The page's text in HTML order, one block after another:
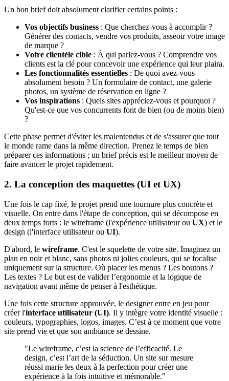
Un bon brief doit absolument clarifier certains points :
Vos objectifs business : Que cherchez-vous à accomplir ?
Générer des contacts, vendre vos produits, asseoir votre image
de marque ?
Votre clientèle cible : À qui parlez-vous ? Comprendre vos
clients est la clé pour concevoir une expérience qui leur plaira.
Les fonctionnalités essentielles : De quoi avez-vous
absolument besoin ? Un formulaire de contact, une galerie
photos, un système de réservation en ligne ?
Vos inspirations : Quels sites appréciez-vous et pourquoi ?
Qu'est-ce que vos concurrents font de bien (ou de moins bien)
?
Cette phase permet d'éviter les malentendus et de s'assurer que tout
le monde rame dans la même direction. Prenez le temps de bien
préparer ces informations ; un brief précis est le meilleur moyen de
faire avancer le projet rapidement.
2. La conception des maquettes (UI et UX)
Une fois le cap fixé, le projet prend une tournure plus concrète et
visuelle. On entre dans l'étape de conception, qui se décompose en
deux temps forts : le wireframe (l'expérience utilisateur ou UX) et le
design (l'interface utilisateur ou UI).
D'abord, le wireframe. C'est le squelette de votre site. Imaginez un
plan en noir et blanc, sans photos ni jolies couleurs, qui se focalise
uniquement sur la structure. Où placer les menus ? Les boutons ?
Les textes ? Le but est de valider l’ergonomie et la logique de
navigation avant même de penser à l'esthétique.
Une fois cette structure approuvée, le designer entre en jeu pour
créer l'interface utilisateur (UI). Il y intègre votre identité visuelle :
couleurs, typographies, logos, images. C’est à ce moment que votre
site prend vie et que son ambiance se dessine.
"Le wireframe, c’est la science de l’efficacité. Le
design, c’est l’art de la séduction. Un site sur mesure
réussi marie les deux à la perfection pour créer une
expérience à la fois intuitive et mémorable."